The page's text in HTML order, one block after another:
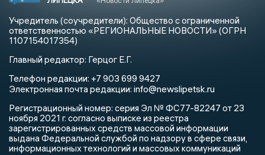
Учредитель (соучредители): Общество с ограниченной
ответственностью «РЕГИОНАЛЬНЫЕ НОВОСТИ» (ОГРН
1107154017354)
Главный редактор: Герцог Е.Г.
Телефон редакции: +7 903 699 9427
Электронная почта редакции: info@newslipetsk.ru
Регистрационный номер: серия Эл № ФС77-82247 от 23
ноября 2021 г. согласно выписке из реестра
зарегистрированных средств массовой информации
выдана Федеральной службой по надзору в сфере связи,
информационных технологий и массовых коммуникаций